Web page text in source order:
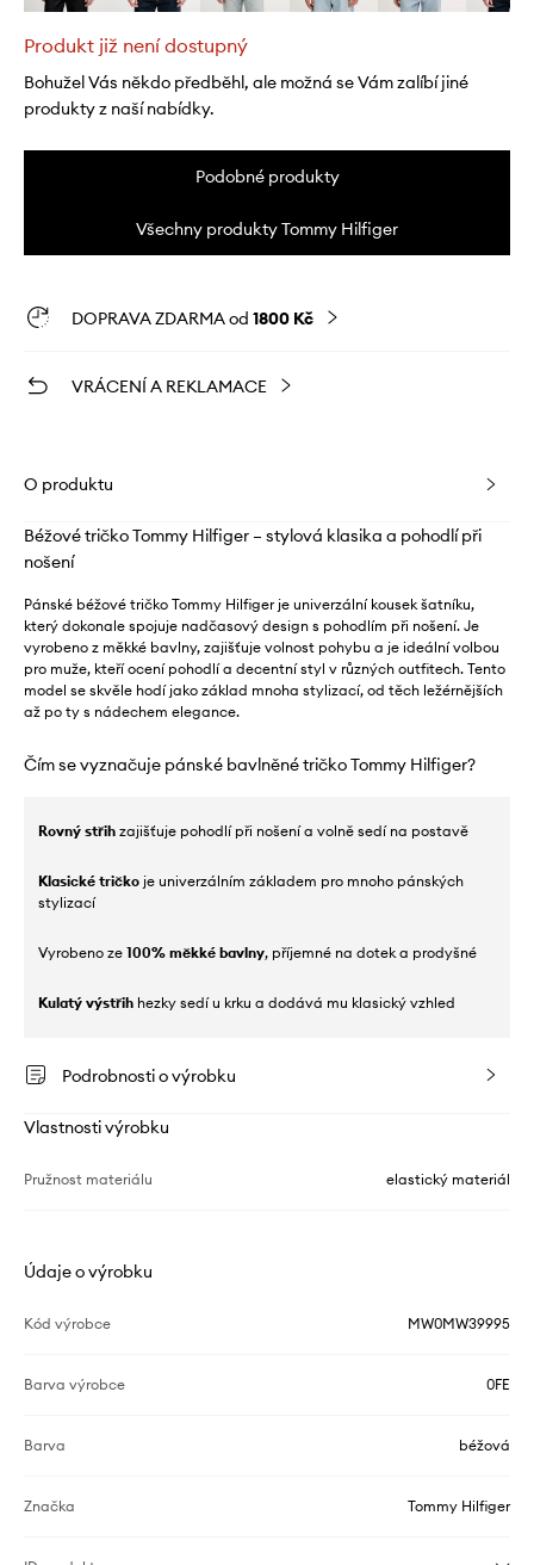
Produkt již není dostupný
Bohužel Vás někdo předběhl, ale možná se Vám zalíbí jiné
produkty z naší nabídky.
Podobné produkty
Všechny produkty Tommy Hilfiger
DOPRAVA ZDARMA od 1800 Kč
VRÁCENÍ A REKLAMACE
O produktu
Béžové tričko Tommy Hilfiger – stylová klasika a pohodlí při
nošení
Pánské béžové tričko Tommy Hilfiger je univerzální kousek šatníku,
který dokonale spojuje nadčasový design s pohodlím při nošení. Je
vyrobeno z měkké bavlny, zajišťuje volnost pohybu a je ideální volbou
pro muže, kteří ocení pohodlí a decentní styl v různých outfitech. Tento
model se skvěle hodí jako základ mnoha stylizací, od těch ležérnějších
až po ty s nádechem elegance.
Čím se vyznačuje pánské bavlněné tričko Tommy Hilfiger?
Rovný střih zajišťuje pohodlí při nošení a volně sedí na postavě
Klasické tričko je univerzálním základem pro mnoho pánských
stylizací
Vyrobeno ze 100% měkké bavlny, příjemné na dotek a prodyšné
Kulatý výstřih hezky sedí u krku a dodává mu klasický vzhled
Podrobnosti o výrobku
Vlastnosti výrobku
Pružnost materiálu elastický materiál
Údaje o výrobku
Kód výrobce MW0MW39995
Barva výrobce 0FE
Barva béžová
Značka Tommy Hilfiger